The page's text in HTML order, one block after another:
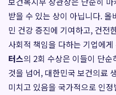
받을 수 있는 상이 아닙니다.
민 건강 증진에 기여하고, 건전
사회적 책임을 다하는 기업에
터스의 2회 수상은 이들이 단
것을 넘어, 대한민국 보건의료
미치고 있음을 국가적으로 인